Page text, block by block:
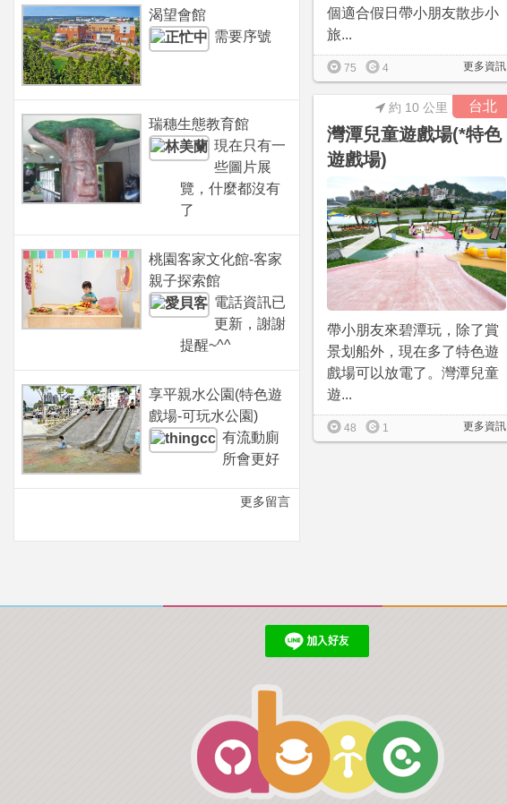
渴望會館
需要序號
瑞穗生態教育館
現在只有一
些圖片展
覽，什麼都沒有
了
桃園客家文化館-客家
親子探索館
電話資訊已
更新，謝謝
提醒~^^
享平親水公園(特色遊
戲場-可玩水公園)
有流動廁
所會更好
更多留言
個適合假日帶小朋友散步小
旅...
更多資訊
75 4
台北
約 10 公里
灣潭兒童遊戲場(*特色
遊戲場)
帶小朋友來碧潭玩，除了賞
景划船外，現在多了特色遊
戲場可以放電了。灣潭兒童
遊...
更多資訊
48 1